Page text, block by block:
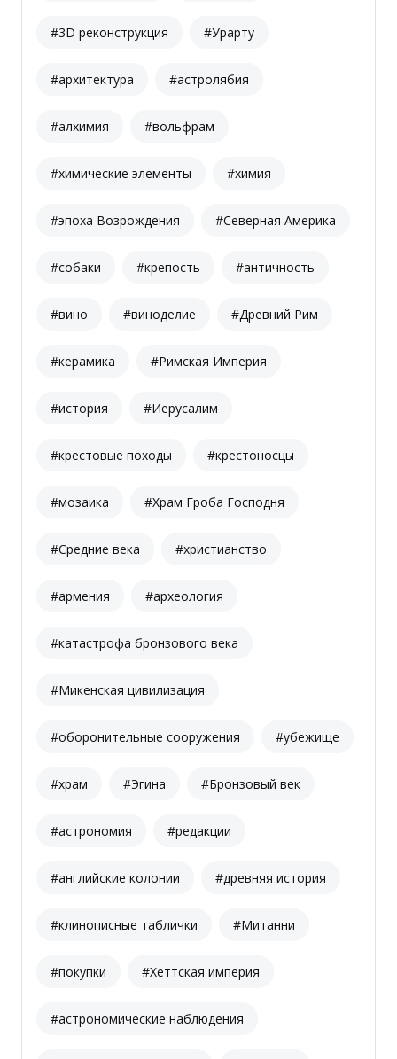
#3D реконструкция #Урарту
#архитектура #астролябия
#алхимия #вольфрам
#химические элементы #химия
#эпоха Возрождения #Северная Америка
#собаки #крепость #античность
#вино #виноделие #Древний Рим
#керамика #Римская Империя
#история #Иерусалим
#крестовые походы #крестоносцы
#мозаика #Храм Гроба Господня
#Средние века #христианство
#армения #археология
#катастрофа бронзового века
#Микенская цивилизация
#оборонительные сооружения #убежище
#храм #Эгина #Бронзовый век
#астрономия #редакции
#английские колонии #древняя история
#клинописные таблички #Митанни
#покупки #Хеттская империя
#астрономические наблюдения